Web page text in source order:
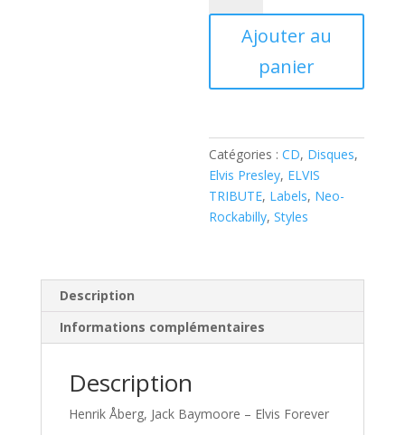
Jack
Baymoore
Elvis
Forever
A
Tribute
To
(
x
CD
Ajouter au
panier
Catégories :CD, Disques,
Elvis Presley, ELVIS
TRIBUTE, Labels, Neo-
Rockabilly,Styles
Description
Informations complémentaires
Description
Henrik Åberg, Jack Baymoore – Elvis Forever